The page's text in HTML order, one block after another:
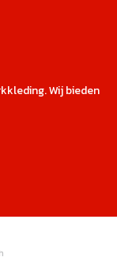
Wij bieden